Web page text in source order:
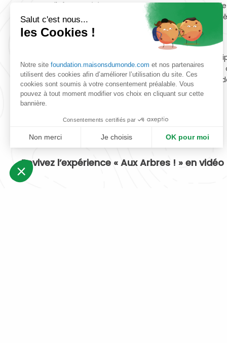
Accueil des participants
autour d’une boisson
à l’importance de préserver les arbres et haies
Animation de plantation et de paillage des arbres
Repas convivial avec l’ensemble des participants
Par cette action, les clients Maisons du Monde ont
arbres en milieu rural avec le Fonds pour l’Arbreet ont
à la préservation de la biodiversité et à la lutte contre le
beau geste pour les arbres !
Revivez l’expérience « Aux Arbres ! » en vidéo
Salut c'est nous...
les Cookies !
Notre site foundation.maisonsdumonde.com et nos partenaires
utilisent des cookies afin d’améliorer l’utilisation du site. Ces
cookies sont soumis à votre consentement préalable. Vous
pouvez à tout moment modifier vos choix en cliquant sur cette
bannière.
Consentements certifiés par
Non merci Je choisis OK pour moi
Notre plateforme vous permet d'adapter et de gérer vos